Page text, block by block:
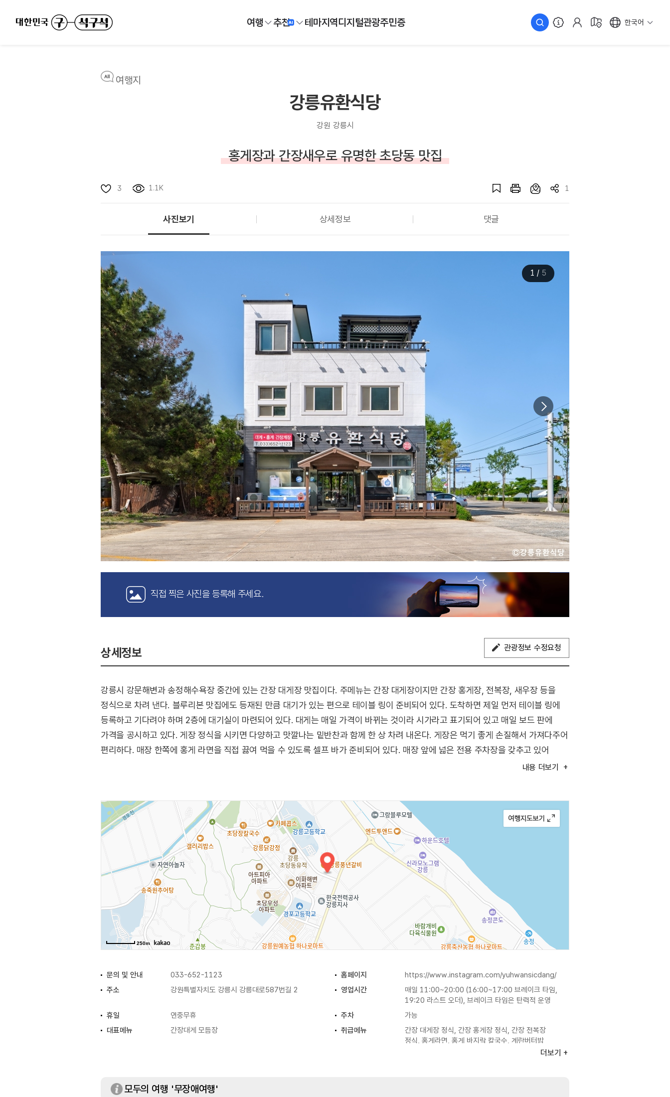
여행 추천 테마지역디지털관광주민증 한국어
여행지
강릉유환식당
강원 강릉시
홍게장과 간장새우로 유명한 초당동 맛집
3 1.1K 1
사진보기 상세정보 댓글
1 / 5
직접 찍은 사진을 등록해 주세요.
상세정보 관광정보 수정요청
강릉시 강문해변과 송정해수욕장 중간에 있는 간장 대게장 맛집이다. 주메뉴는 간장 대게장이지만 간장 홍게장, 전복장, 새우장 등을
정식으로 차려 낸다. 블루리본 맛집에도 등재된 만큼 대기가 있는 편으로 테이블 링이 준비되어 있다. 도착하면 제일 먼저 테이블 링에
등록하고 기다려야 하며 2층에 대기실이 마련되어 있다. 대게는 매일 가격이 바뀌는 것이라 시가라고 표기되어 있고 매일 보드 판에
가격을 공시하고 있다. 게장 정식을 시키면 다양하고 맛깔나는 밑반찬과 함께 한 상 차려 내온다. 게장은 먹기 좋게 손질해서 가져다주어
편리하다. 매장 한쪽에 홍게 라면을 직접 끓여 먹을 수 있도록 셀프 바가 준비되어 있다. 매장 앞에 넓은 전용 주차장을 갖추고 있어
내용 더보기
250m
문의 및 안내 033-652-1123 홈페이지
https://www.instagram.com/yuhwansicdang/
주소
강원특별자치도 강릉시 강릉대로587번길 2 영업시간
매일 11:00~20:00 (16:00~17:00 브레이크 타임,
19:20 라스트 오더), 브레이크 타임은 탄력적 운영
휴일
연중무휴 주차
가능
대표메뉴
간장대게 모듬장 취급메뉴
간장 대게장 정식, 간장 홍게장 정식, 간장 전복장
정식, 홍게라면, 홍게 바지락 칼국수, 계란버터밥
더보기
모두의 여행 '무장애여행'